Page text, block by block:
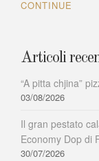
CONTINUE
Articoli
“A pitta chjina”
03/08/2026
Il gran pestato
Economy Dop di
30/07/2026